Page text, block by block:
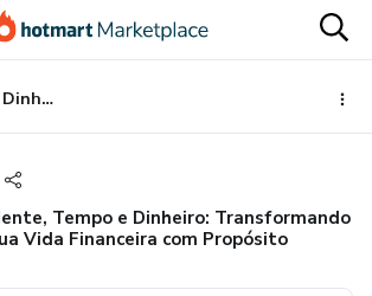
Mente, Tempo e Dinheiro: Transformando Sua Vida Financeira com Propósito
Tempo e Dinheiro: Transformando
Vida Financeira com Propósito